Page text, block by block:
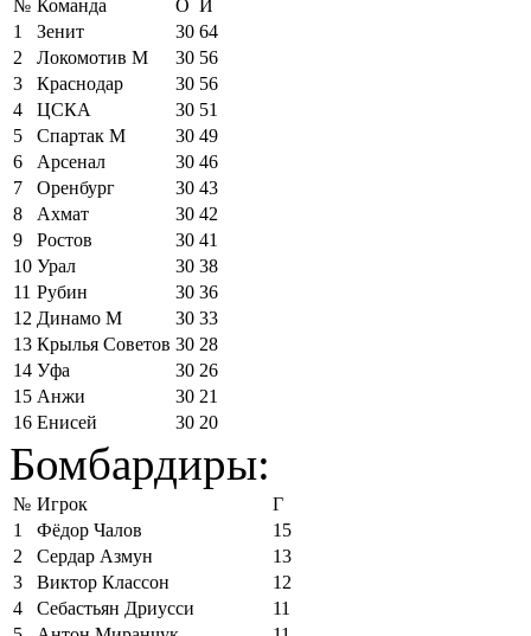
№ Команда О
И
1
Зенит 30 64
2
Локомотив М 30 56
3
Краснодар 30 56
4
ЦСКА 30 51
5
Спартак М 30 49
6
Арсенал 30 46
7
Оренбург 30 43
8
Ахмат 30 42
9
Ростов 30 41
10 Урал 30 38
11 Рубин 30 36
12 Динамо М 30 33
13 Крылья Советов 30 28
14 Уфа 30 26
15 Анжи 30 21
16 Енисей 30 20
Бомбардиры:
№ Игрок
Г
1
Фёдор Чалов
15
2
Сердар Азмун
13
3
Виктор Классон
12
4
Себастьян Дриусси
11